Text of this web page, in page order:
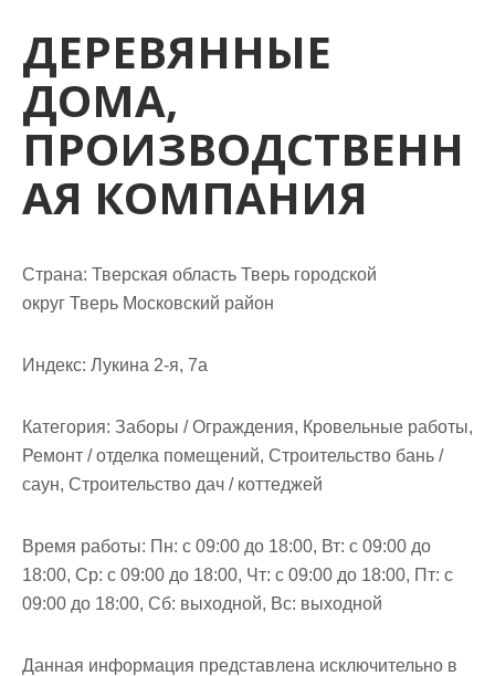
ДЕРЕВЯННЫЕ
ДОМА,
ПРОИЗВОДСТВЕНН
АЯ КОМПАНИЯ
Страна: Тверская область Тверь городской
округ Тверь Московский район
Индекс: Лукина 2-я, 7а
Категория: Заборы / Ограждения, Кровельные работы,
Ремонт / отделка помещений, Строительство бань /
саун, Строительство дач / коттеджей
Время работы: Пн: с 09:00 до 18:00, Вт: с 09:00 до
18:00, Ср: с 09:00 до 18:00, Чт: с 09:00 до 18:00, Пт: с
09:00 до 18:00, Сб: выходной, Вс: выходной
Данная информация представлена исключительно в